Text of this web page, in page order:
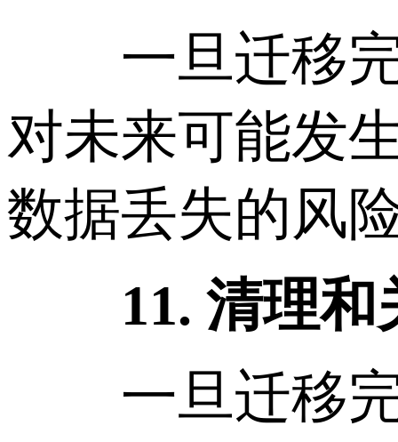
一旦迁移完
对未来可能发
数据丢失的风
11. 清理
一旦迁移完